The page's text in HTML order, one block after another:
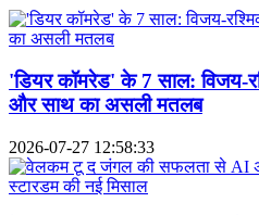
'डियर कॉमरेड' के 7 साल: विजय-
और साथ का असली मतलब
2026-07-27 12:58:33